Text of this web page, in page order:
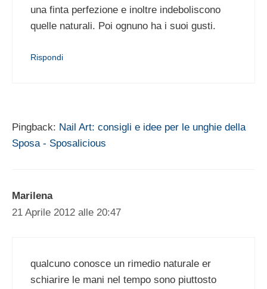
una finta perfezione e inoltre indeboliscono
quelle naturali. Poi ognuno ha i suoi gusti.
Rispondi
Pingback: Nail Art: consigli e idee per le unghie della
Sposa - Sposalicious
Marilena
21 Aprile 2012 alle 20:47
qualcuno conosce un rimedio naturale er
schiarire le mani nel tempo sono piuttosto